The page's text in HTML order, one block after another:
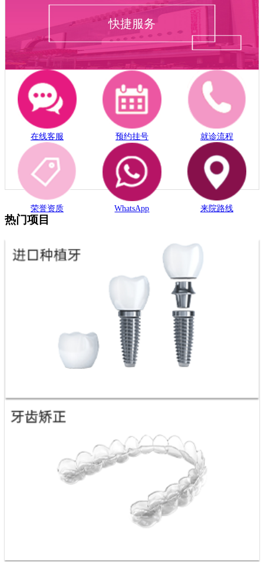
快捷服务
在线客服 预约挂号 就诊流程
荣誉资质 WhatsApp 来院路线
热门项目